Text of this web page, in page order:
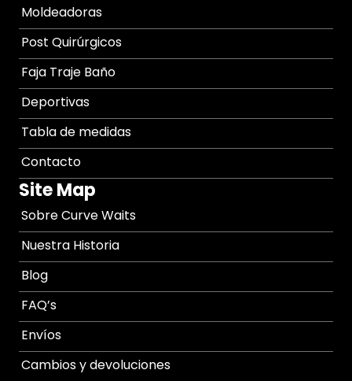
Moldeadoras
Post Quirúrgicos
Faja Traje Baño
Deportivas
Tabla de medidas
Contacto
Site Map
Sobre Curve Waits
Nuestra Historia
Blog
FAQ’s
Envíos
Cambios y devoluciones